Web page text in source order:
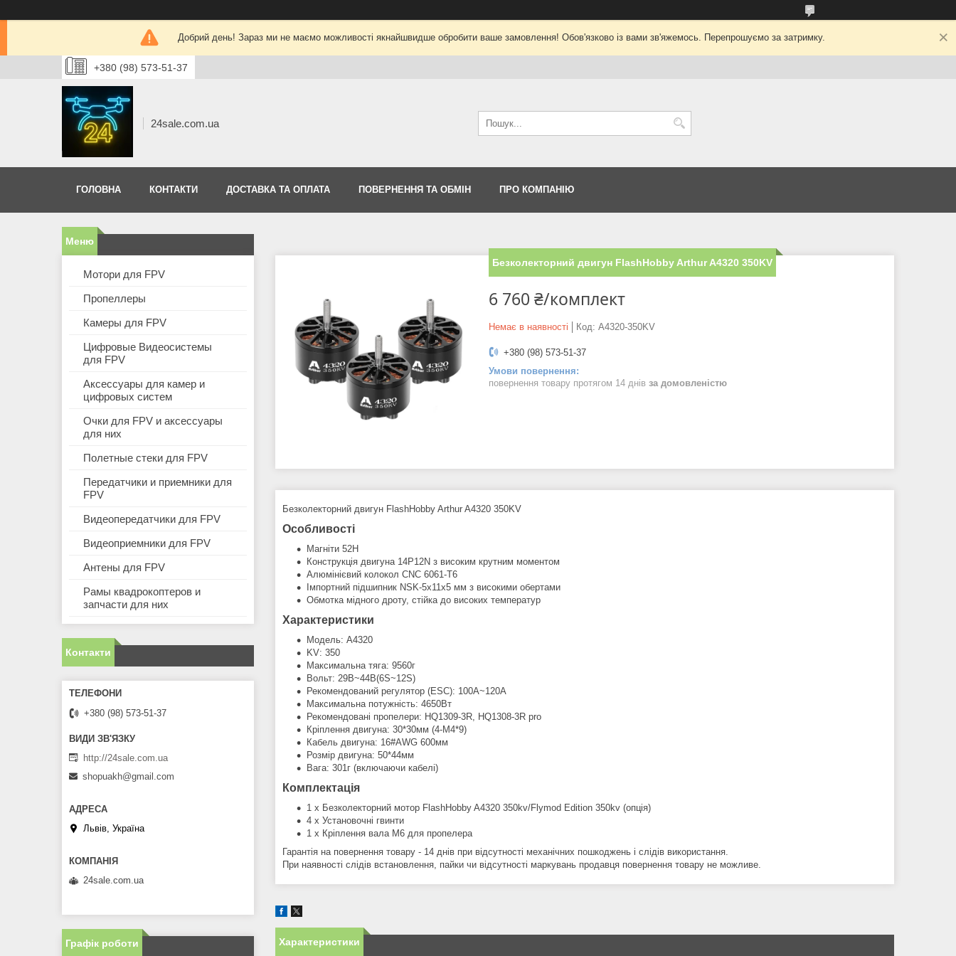
Добрий день! Зараз ми не маємо можливості якнайшвидше обробити ваше замовлення! Обов'язково із вами зв'яжемось. Перепрошуємо за затримку.
+380 (98) 573-51-37
24sale.com.ua
ГОЛОВНА КОНТАКТИ ДОСТАВКА ТА ОПЛАТА ПОВЕРНЕННЯ ТА ОБМІН ПРО КОМПАНІЮ
Безколекторний двигун FlashHobby Arthur A4320 350KV
6 760 ₴/комплект
Немає в наявності Код: A4320-350KV
+380 (98) 573-51-37
повернення товару протягом 14 днів за домовленістю
Безколекторний двигун FlashHobby Arthur A4320 350KV
Особливості
Магніти 52H
Конструкція двигуна 14P12N з високим крутним моментом
Алюмінієвий колокол CNC 6061-T6
Імпортний підшипник NSK-5x11x5 мм з високими обертами
Обмотка мідного дроту, стійка до високих температур
Характеристики
Модель: А4320
KV: 350
Максимальна тяга: 9560г
Вольт: 29В~44В(6S~12S)
Рекомендований регулятор (ESC): 100A~120A
Максимальна потужність: 4650Вт
Рекомендовані пропелери: HQ1309-3R, HQ1308-3R pro
Кріплення двигуна: 30*30мм (4-M4*9)
Кабель двигуна: 16#AWG 600мм
Розмір двигуна: 50*44мм
Вага: 301г (включаючи кабелі)
Комплектація
1 х Безколекторний мотор FlashHobby A4320 350kv/Flymod Edition 350kv (опція)
4 х Установочні гвинти
1 х Кріплення вала М6 для пропелера
Гарантія на повернення товару - 14 днів при відсутності механічних пошкоджень і слідів використання.
При наявності слідів встановлення, пайки чи відсутності маркувань продавця повернення товару не можливе.
Характеристики
Мотори для FPV
Пропеллеры
Камеры для FPV
Цифровые Видеосистемы
для FPV
Аксессуары для камер и
цифровых систем
Очки для FPV и аксессуары
для них
Полетные стеки для FPV
Передатчики и приемники для
FPV
Видеопередатчики для FPV
Видеоприемники для FPV
Антены для FPV
Рамы квадрокоптеров и
запчасти для них
Контакти
+380 (98) 573-51-37
http://24sale.com.ua
shopuakh@gmail.com
Львів, Україна
24sale.com.ua
Графік роботи